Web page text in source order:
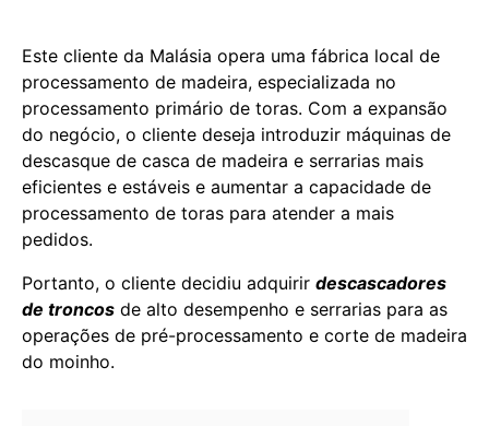
Este cliente da Malásia opera uma fábrica local de
processamento de madeira, especializada no
processamento primário de toras. Com a expansão
do negócio, o cliente deseja introduzir máquinas de
descasque de casca de madeira e serrarias mais
eficientes e estáveis e aumentar a capacidade de
processamento de toras para atender a mais
pedidos.
Portanto, o cliente decidiu adquirir descascadores
de troncos de alto desempenho e serrarias para as
operações de pré-processamento e corte de madeira
do moinho.